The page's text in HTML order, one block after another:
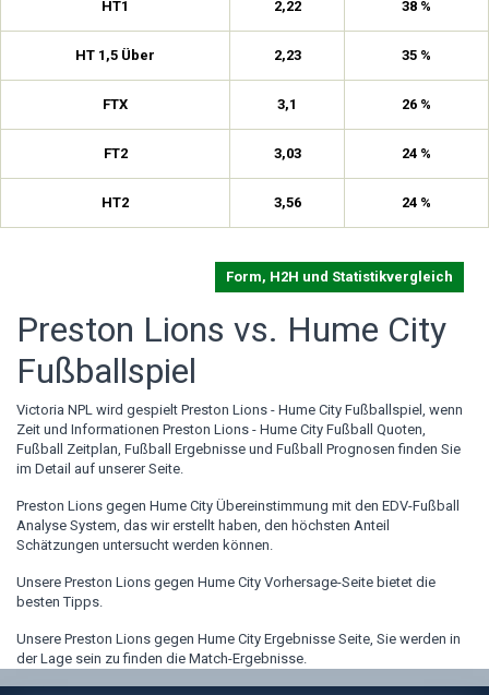
HT1 2,22 38 %
HT 1,5 Über 2,23 35 %
FTX 3,1 26 %
FT2 3,03 24 %
HT2 3,56 24 %
Form, H2H und Statistikvergleich
Preston Lions vs. Hume City
Fußballspiel
Victoria NPL wird gespielt Preston Lions - Hume City Fußballspiel, wenn
Zeit und Informationen Preston Lions - Hume City Fußball Quoten,
Fußball Zeitplan, Fußball Ergebnisse und Fußball Prognosen finden Sie
im Detail auf unserer Seite.
Preston Lions gegen Hume City Übereinstimmung mit den EDV-Fußball
Analyse System, das wir erstellt haben, den höchsten Anteil
Schätzungen untersucht werden können.
Unsere Preston Lions gegen Hume City Vorhersage-Seite bietet die
besten Tipps.
Unsere Preston Lions gegen Hume City Ergebnisse Seite, Sie werden in
der Lage sein zu finden die Match-Ergebnisse.